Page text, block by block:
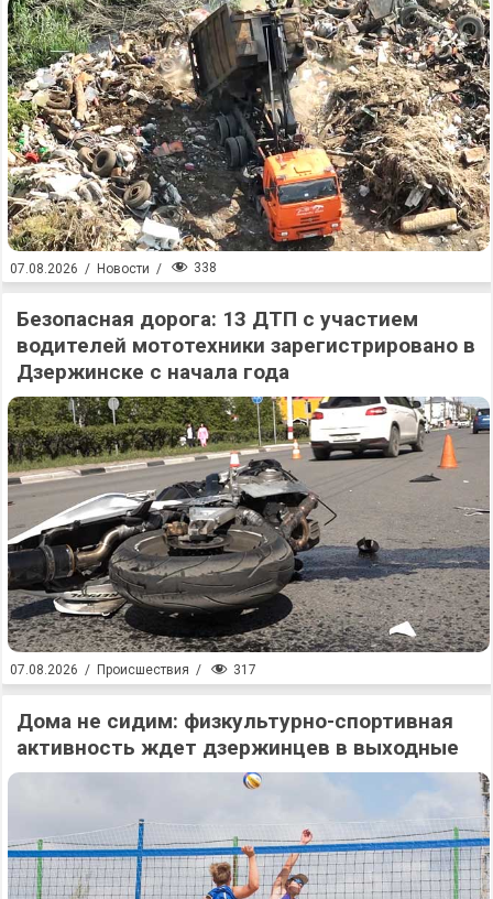
07.08.2026 / Новости / 338
Безопасная дорога: 13 ДТП с участием
водителей мототехники зарегистрировано в
Дзержинске с начала года
07.08.2026 / Происшествия / 317
Дома не сидим: физкультурно-спортивная
активность ждет дзержинцев в выходные